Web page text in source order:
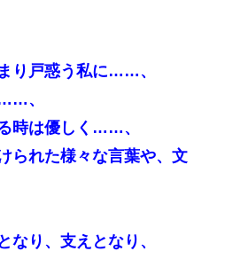
戸惑う私に……、
、
しく……、
れた様々な言葉や、文
り、支えとなり、